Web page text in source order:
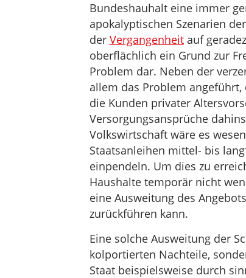
Bundeshauhalt eine immer
apokalyptischen Szenarien
der Vergangenheitauf
oberflächlich ein Grund zur
Problem dar. Neben der
allem das Problem
die Kunden privater
Versorgungsansprüche
Volkswirtschaft wäre es
Staatsanleihen mittel- bis
einpendeln. Um dies zu
Haushalte temporär nicht
eine Ausweitung des
zurückführen kann.
Eine solche Ausweitung der
kolportierten Nachteile,
Staat beispielsweise durch